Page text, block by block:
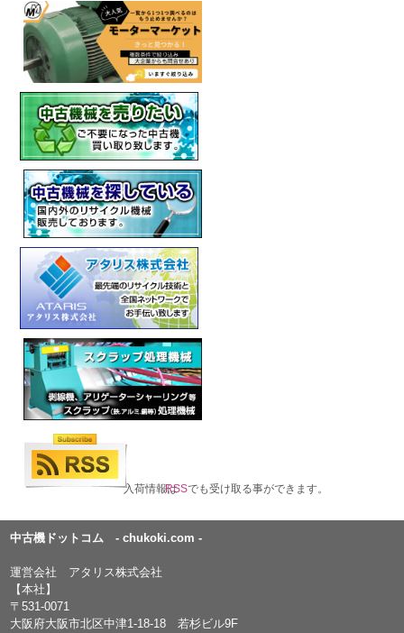
入荷情報はRSSでも受け取る事ができます。
中古機ドットコム - chukoki.com -
運営会社 アタリス株式会社
【本社】
〒531-0071
大阪府大阪市北区中津1-18-18 若杉ビル9F